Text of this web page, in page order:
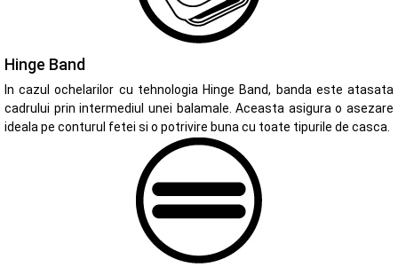
Hinge Band
In cazul ochelarilor cu tehnologia Hinge Band, banda este atasata
cadrului prin intermediul unei balamale. Aceasta asigura o asezare
ideala pe conturul fetei si o potrivire buna cu toate tipurile de casca.